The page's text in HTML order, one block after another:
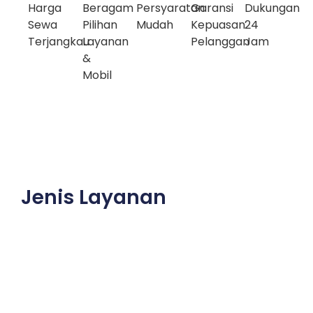
Harga
Sewa
Terjangkau
Beragam
Pilihan
Layanan
&
Mobil
Persyaratan
Mudah
Garansi
Kepuasan
Pelanggan
Dukungan
24
Jam
Jenis Layanan